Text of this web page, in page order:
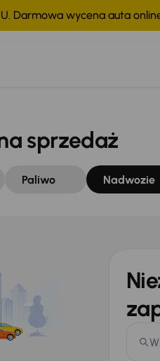
Darmowa wycena auta
sprzedaż
Paliwo Nadwozie